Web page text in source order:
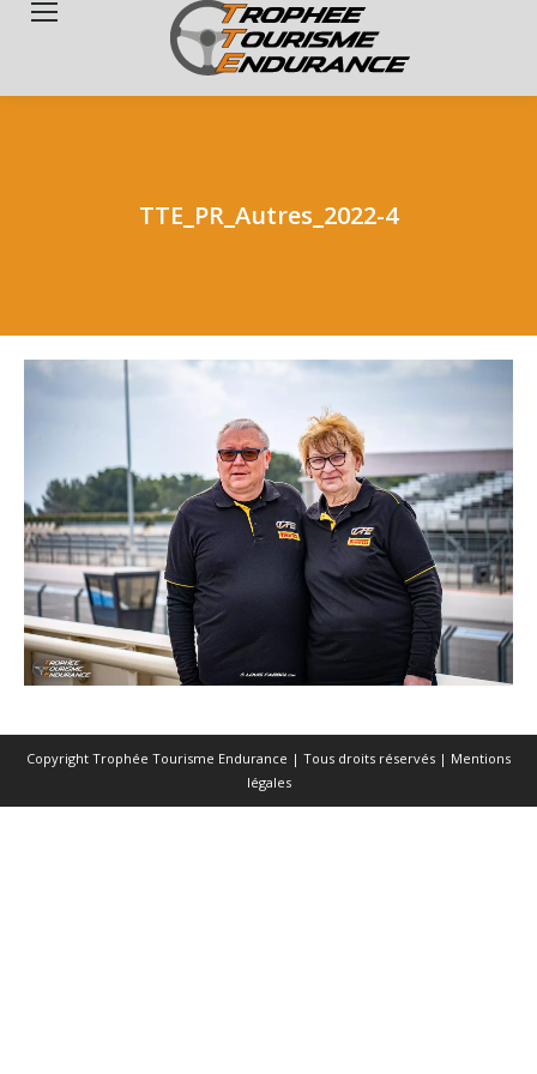
TTE_PR_Autres_2022-4
Copyright Trophée Tourisme Endurance | Tous droits réservés | Mentions
légales